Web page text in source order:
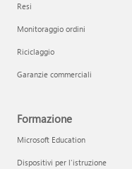
Resi
Monitoraggio ordini
Riciclaggio
Garanzie commerciali
Formazione
Microsoft Education
Dispositivi per l'istruzione